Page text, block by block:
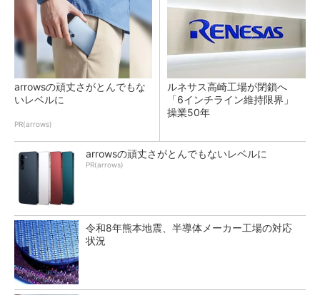
arrowsの頑丈さがとんでもな
いレベルに
PR(arrows)
ルネサス高崎工場が閉鎖へ
「6インチライン維持限界」
操業50年
arrowsの頑丈さがとんでもないレベルに
PR(arrows)
令和8年熊本地震、半導体メーカー工場の対応
状況